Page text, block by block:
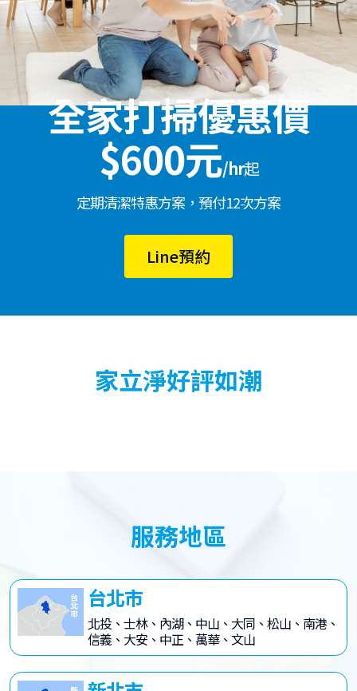
全家打掃優惠價
$600元/hr起
定期清潔特惠方案，預付12次方案
Line預約
家立淨好評如潮
服務地區
台北市
北投、士林、內湖、中山、大同、松山、南港、
信義、大安、中正、萬華、文山